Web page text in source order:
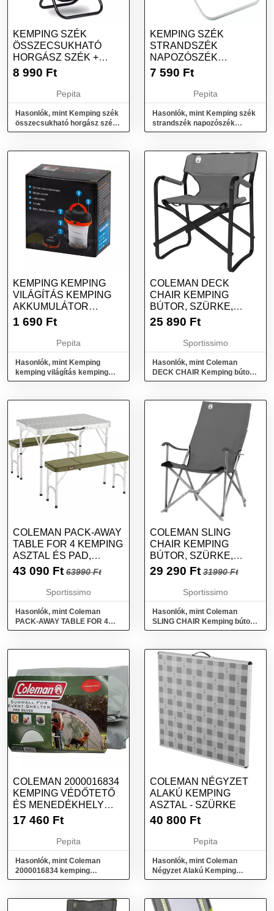
KEMPING SZÉK
ÖSSZECSUKHATÓ
HORGÁSZ SZÉK +
HŰTŐTÁSKA FEKETE
8 990 Ft
Pepita
Hasonlók, mint Kemping szék
összecsukható horgász szék
+ hűtőtáska fekete
KEMPING SZÉK
STRANDSZÉK
NAPOZÓSZÉK
HORGÁSZ SZÉK KÉK
7 590 Ft
Pepita
Hasonlók, mint Kemping szék
strandszék napozószék
horgász szék kék
KEMPING KEMPING
VILÁGÍTÁS KEMPING
AKKUMULÁTOR
FÁKLYA 2IN1 3
1 690 Ft
Pepita
Hasonlók, mint Kemping
kemping világítás kemping
akkumulátor fáklya 2in1 3
COLEMAN DECK
CHAIR KEMPING
BÚTOR, SZÜRKE,
MÉRET
25 890 Ft
Sportissimo
Hasonlók, mint Coleman
DECK CHAIR Kemping bútor,
szürke, méret
COLEMAN PACK-AWAY
TABLE FOR 4 KEMPING
ASZTAL ÉS PAD,
SZÜRKE, MÉRET
43 090 Ft 63990 Ft
Sportissimo
Hasonlók, mint Coleman
PACK-AWAY TABLE FOR 4
Kemping asztal és pad,
COLEMAN SLING
CHAIR KEMPING
BÚTOR, SZÜRKE,
MÉRET
29 290 Ft 31990 Ft
Sportissimo
Hasonlók, mint Coleman
SLING CHAIR Kemping bútor,
szürke, méret
COLEMAN 2000016834
KEMPING VÉDŐTETŐ
ÉS MENEDÉKHELY
VÉDŐPONYVA
17 460 Ft
Pepita
Hasonlók, mint Coleman
2000016834 kemping
védőtető és menedékhely
COLEMAN NÉGYZET
ALAKÚ KEMPING
ASZTAL - SZÜRKE
40 800 Ft
Pepita
Hasonlók, mint Coleman
Négyzet Alakú Kemping
Asztal - Szürke